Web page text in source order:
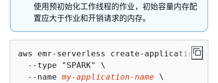
使用预初始化工作线程的作业，初始容量内存配
置应大于作业和开销请求的内存。
aws emr-serverless create-application \
  --type "SPARK" \
  --name
my-application-name \